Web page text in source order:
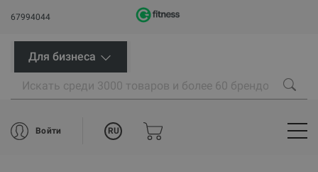
67994044
Для бизнеса
Войти RU